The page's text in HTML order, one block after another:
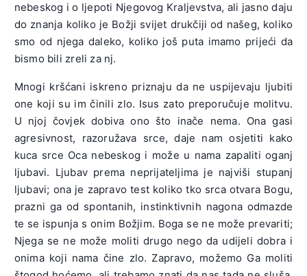
nebeskog i o ljepoti Njegovog Kraljevstva, ali jasno daju
do znanja koliko je Božji svijet drukčiji od našeg, koliko
smo od njega daleko, koliko još puta imamo prijeći da
bismo bili zreli za nj.
Mnogi kršćani iskreno priznaju da ne uspijevaju ljubiti
one koji su im činili zlo. Isus zato preporučuje molitvu.
U njoj čovjek dobiva ono što inače nema. Ona gasi
agresivnost, razoružava srce, daje nam osjetiti kako
kuca srce Oca nebeskog i može u nama zapaliti oganj
ljubavi. Ljubav prema neprijateljima je najviši stupanj
ljubavi; ona je zapravo test koliko tko srca otvara Bogu,
prazni ga od spontanih, instinktivnih nagona odmazde
te se ispunja s onim Božjim. Boga se ne može prevariti;
Njega se ne može moliti drugo nego da udijeli dobra i
onima koji nama čine zlo. Zapravo, možemo Ga moliti